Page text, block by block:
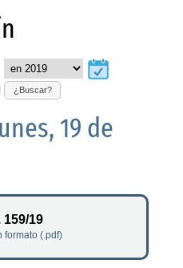
¿Buscar?
19 de
159/19
formato (.pdf)